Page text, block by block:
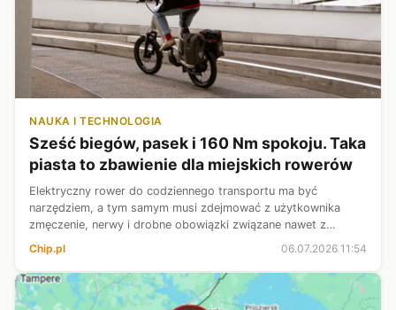
NAUKA I TECHNOLOGIA
Sześć biegów, pasek i 160 Nm spokoju. Taka
piasta to zbawienie dla miejskich rowerów
Elektryczny rower do codziennego transportu ma być
narzędziem, a tym samym musi zdejmować z użytkownika
zmęczenie, nerwy i drobne obowiązki związane nawet z
obiecując praktycznie bezobsługow...
Chip.pl 06.07.2026 11:54